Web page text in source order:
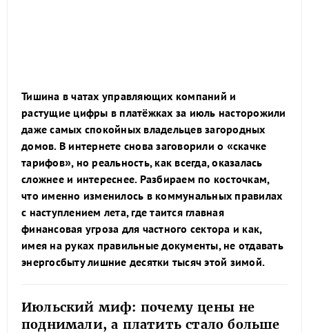
Тишина в чатах управляющих компаний и
растущие цифры в платёжках за июль насторожили
даже самых спокойных владельцев загородных
домов. В интернете снова заговорили о «скачке
тарифов», но реальность, как всегда, оказалась
сложнее и интереснее. Разбираем по косточкам,
что именно изменилось в коммунальных правилах
с наступлением лета, где таится главная
финансовая угроза для частного сектора и как,
имея на руках правильные документы, не отдавать
энергосбыту лишние десятки тысяч этой зимой.
Июльский миф: почему цены не
поднимали, а платить стало больше